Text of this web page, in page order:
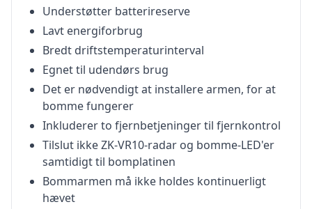
Understøtter batterireserve
Lavt energiforbrug
Bredt driftstemperaturinterval
Egnet til udendørs brug
Det er nødvendigt at installere armen, for at
bomme fungerer
Inkluderer to fjernbetjeninger til fjernkontrol
Tilslut ikke ZK-VR10-radar og bomme-LED'er
samtidigt til bomplatinen
Bommarmen må ikke holdes kontinuerligt
hævet